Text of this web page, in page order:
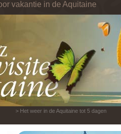
vakantie in de Aquitaine
> Het weer in de Aquitaine tot 5 dagen